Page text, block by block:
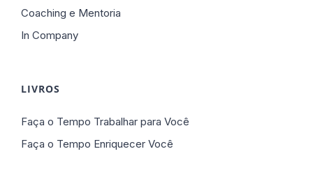
Coaching e Mentoria
In Company
LIVROS
Faça o Tempo Trabalhar para Você
Faça o Tempo Enriquecer Você